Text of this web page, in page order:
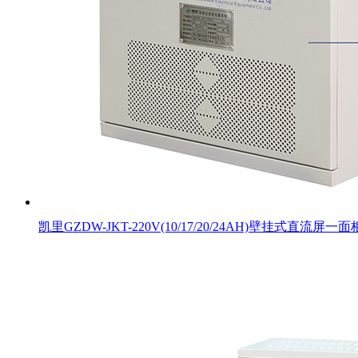
凯里GZDW-JKT-220V(10/17/20/24AH)壁挂式直流屏一面